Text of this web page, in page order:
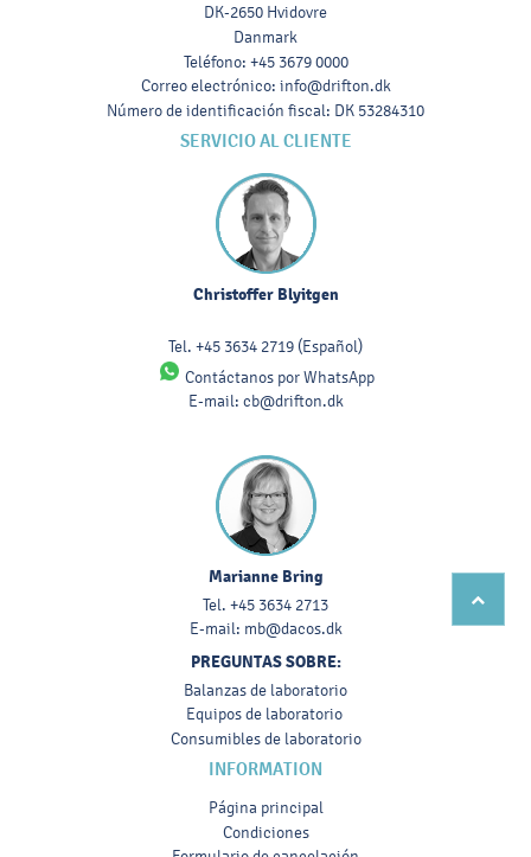
DK-2650 Hvidovre
Danmark
Teléfono: +45 3679 0000
Correo electrónico: info@drifton.dk
Número de identificación fiscal: DK 53284310
SERVICIO AL CLIENTE
Christoffer Blyitgen
Tel. +45 3634 2719 (Español)
Contáctanos por WhatsApp
E-mail: cb@drifton.dk
Marianne Bring
Tel. +45 3634 2713
E-mail: mb@dacos.dk
PREGUNTAS SOBRE:
Balanzas de laboratorio
Equipos de laboratorio
Consumibles de laboratorio
INFORMATION
Página principal
Condiciones